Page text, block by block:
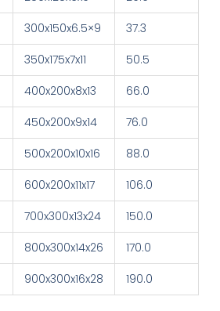
300x150x6.5×9
37.3
350x175x7x11
50.5
400x200x8x13
66.0
450x200x9x14
76.0
500x200x10x16
88.0
600x200x11x17
106.0
700x300x13x24
150.0
800x300x14x26
170.0
900x300x16x28 190.0